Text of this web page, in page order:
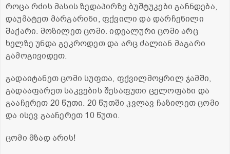
როცა რძის მასის ზედაპირზე ბუშტუკები გაჩნდება,
დაუმატეთ მარგარინი, ფქვილი და დარჩენილი
შაქარი. მოზილეთ ცომი. იდეალური ცომი არც
ხელზე უნდა გეკროდეთ და არც ძალიან მაგარი
გამოგივიდეთ.
გადაიტანეთ ცომი სუფთა, ფქვილმოყრილ ჯამში,
გადააფარეთ საკვების შესაფუთი ცელოფანი და
გააჩერეთ 20 წუთი. 20 წუთში კვლავ ჩაზილეთ ცომი
და ისევ გააჩერეთ 10 წუთი.
ცომი მზად არის!